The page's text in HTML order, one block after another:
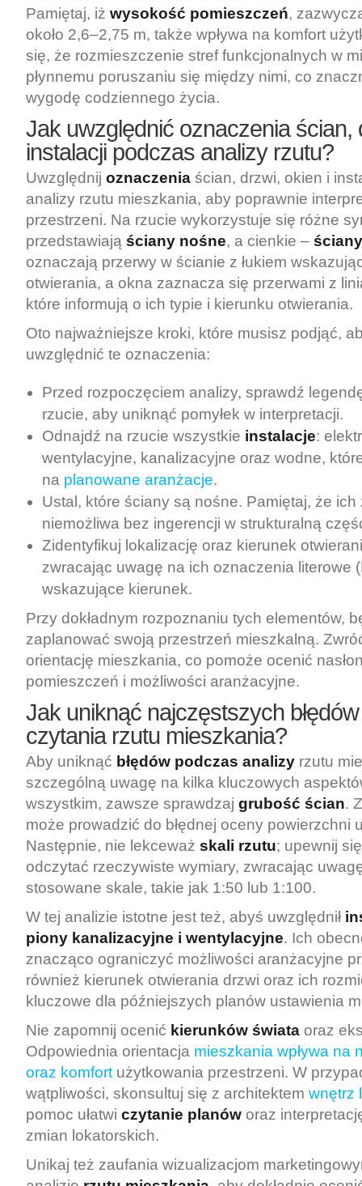
Pamiętaj, iż wysokość pomieszczeń,
około 2,6–2,75 m, także wpływa na komfort
się, że rozmieszczenie stref funkcjonalnych w
płynnemu poruszaniu się między nimi, co
wygodę codziennego życia.
Jak uwzględnić oznaczenia ścian,
instalacji podczas analizy rzutu?
Uwzględnij oznaczenia ścian, drzwi, okien i
analizy rzutu mieszkania, aby poprawnie
przestrzeni. Na rzucie wykorzystuje się różne
przedstawiają ściany nośne, a cienkie –
oznaczają przerwy w ścianie z łukiem
otwierania, a okna zaznacza się przerwami z
które informują o ich typie i kierunku otwierania.
Oto najważniejsze kroki, które musisz podjąć,
uwzględnić te oznaczenia:
Przed rozpoczęciem analizy, sprawdź
rzucie, aby uniknąć pomyłek w interpretacji.
Odnajdź na rzucie wszystkie instalacje:
wentylacyjne, kanalizacyjne oraz wodne,
na planowane aranżacje.
Ustal, które ściany są nośne. Pamiętaj, że
niemożliwa bez ingerencji w strukturalną
Zidentyfikuj lokalizację oraz kierunek
zwracając uwagę na ich oznaczenia literowe
wskazujące kierunek.
Przy dokładnym rozpoznaniu tych elementów,
zaplanować swoją przestrzeń mieszkalną.
orientację mieszkania, co pomoże ocenić
pomieszczeń i możliwości aranżacyjne.
Jak uniknąć najczęstszych
czytania rzutu mieszkania?
Aby uniknąć błędów podczas analizy rzutu
szczególną uwagę na kilka kluczowych
wszystkim, zawsze sprawdzaj grubość ścian.
może prowadzić do błędnej oceny powierzchni
Następnie, nie lekceważ skali rzutu; upewnij
odczytać rzeczywiste wymiary, zwracając
stosowane skale, takie jak 1:50 lub 1:100.
W tej analizie istotne jest też, abyś uwzględnił
piony kanalizacyjne i wentylacyjne. Ich
znacząco ograniczyć możliwości aranżacyjne
również kierunek otwierania drzwi oraz ich
kluczowe dla późniejszych planów ustawienia
Nie zapomnij ocenić kierunków świata oraz
Odpowiednia orientacja mieszkania wpływa na
oraz komfort użytkowania przestrzeni. W
wątpliwości, skonsultuj się z architektem wnętrz
pomoc ułatwi czytanie planów oraz
zmian lokatorskich.
Unikaj też zaufania wizualizacjom